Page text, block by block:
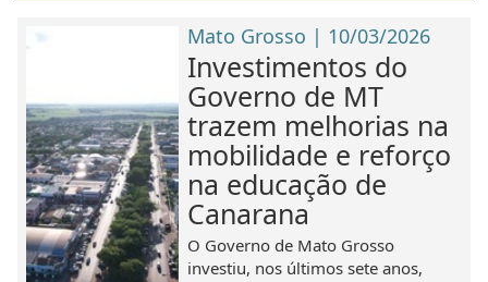
Mato Grosso | 10/03/2026
Investimentos do
Governo de MT
trazem melhorias na
mobilidade e reforço
na educação de
Canarana
O Governo de Mato Grosso
investiu, nos últimos sete anos,